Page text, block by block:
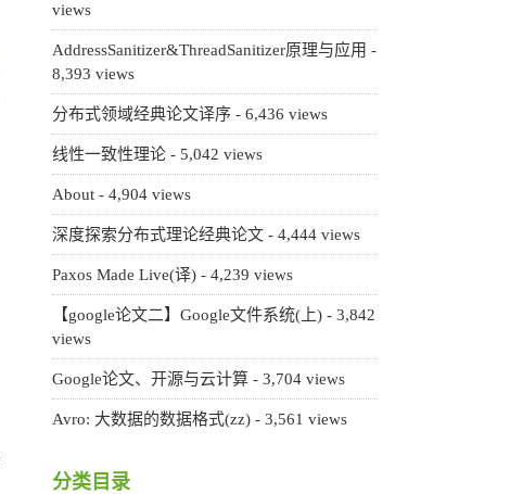
views
AddressSanitizer&ThreadSanitizer原理与应用 -
8,393 views
分布式领域经典论文译序 - 6,436 views
线性一致性理论 - 5,042 views
About - 4,904 views
深度探索分布式理论经典论文 - 4,444 views
Paxos Made Live(译) - 4,239 views
【google论文二】Google文件系统(上) - 3,842
views
Google论文、开源与云计算 - 3,704 views
Avro: 大数据的数据格式(zz) - 3,561 views
分类目录